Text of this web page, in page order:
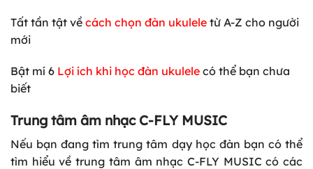
Tất tần tật về cách chọn đàn ukulele từ A-Z cho người
mới
Bật mí 6 Lợi ích khi học đàn ukulele có thể bạn chưa
biết
Trung tâm âm nhạc C-FLY MUSIC
Nếu bạn đang tìm trung tâm dạy học đàn bạn có thể
tìm hiểu về trung tâm âm nhạc C-FLY MUSIC có các